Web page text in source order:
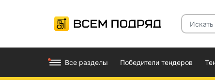
Все разделы Победители тендеров